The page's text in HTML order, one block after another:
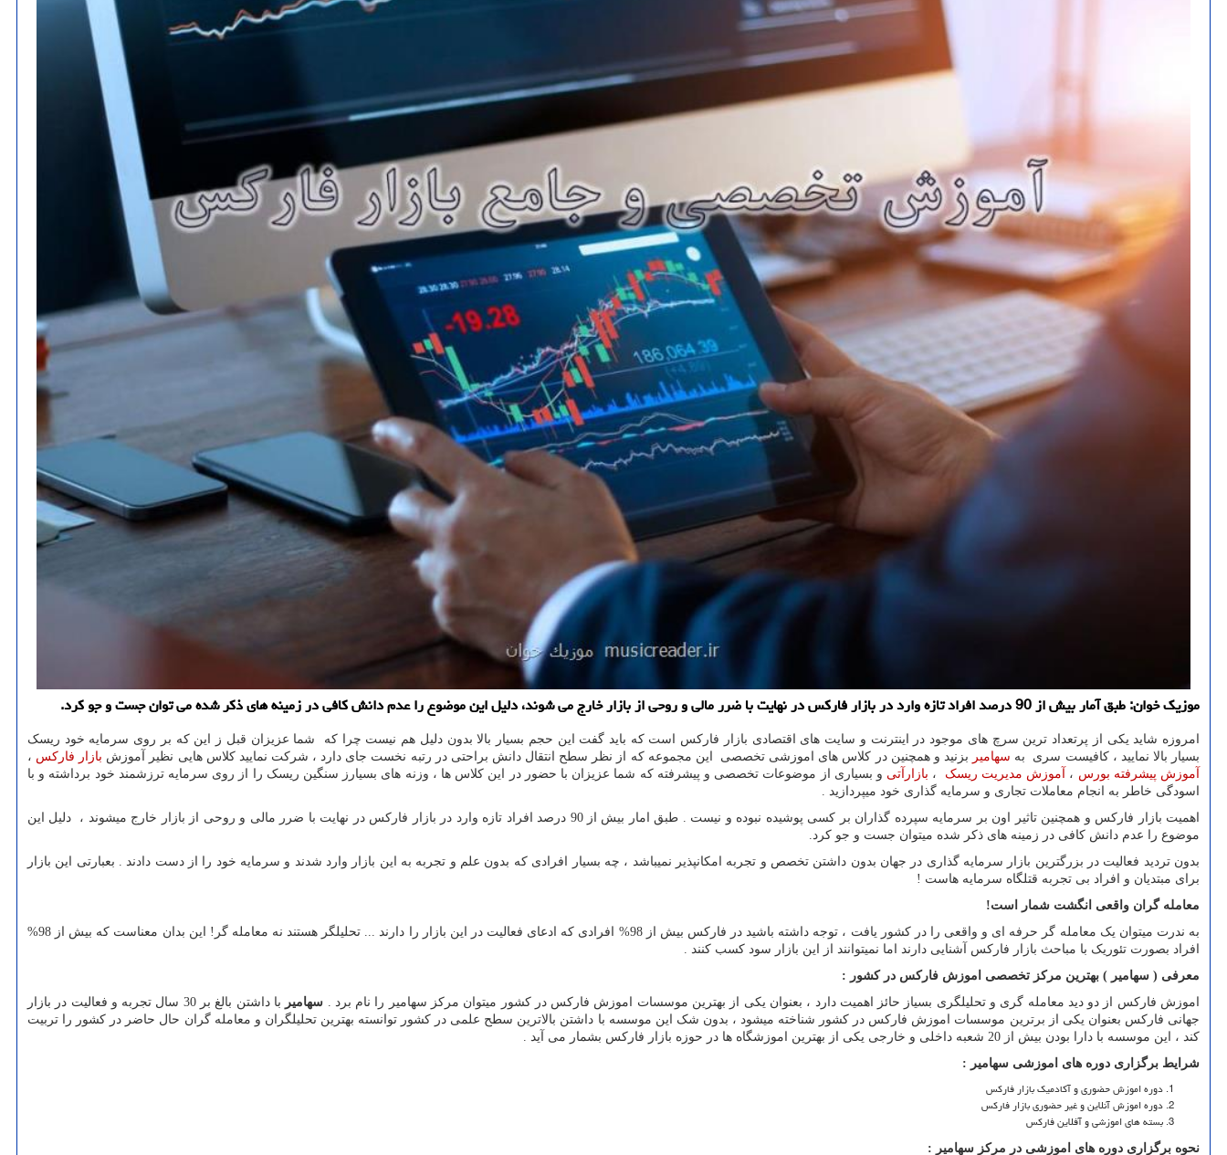
موزیك خوان: طبق آمار بیش از 90 درصد افراد تازه وارد در بازار فاركس در نهایت با ضرر مالی و روحی از بازار خارج می شوند، دلیل این موضوع را عدم دانش كافی در زمینه های ذكر شده می توان جست و جو كرد.
امروزه شاید یکی از پرتعداد ترین سرچ های موجود در اینترنت و سایت های اقتصادی بازار فارکس است که باید گفت این حجم بسیار بالا بدون دلیل هم نیست چرا که شما عزیزان قبل ز این که بر روی سرمایه خود ریسک
بسیار بالا نمایید ، کافیست سری به سهامیر بزنید و همچنین در کلاس های اموزشی تخصصی این مجموعه که از نظر سطح انتقال دانش براحتی در رتبه نخست جای دارد ، شرکت نمایید کلاس هایی نظیر آموزش بازار فارکس ،
آموزش پیشرفته بورس ، آموزش مدیریت ریسک ، بازارآتی و بسیاری از موضوعات تخصصی و پیشرفته که شما عزیزان با حضور در این کلاس ها ، وزنه های بسیارز سنگین ریسک را از روی سرمایه ترزشمند خود برداشته و با
اسودگی خاطر به انجام معاملات تجاری و سرمایه گذاری خود میپردازید .
اهمیت بازار فارکس و همچنین تاثیر اون بر سرمایه سپرده گذاران بر کسی پوشیده نبوده و نیست . طبق امار بیش از 90 درصد افراد تازه وارد در بازار فارکس در نهایت با ضرر مالی و روحی از بازار خارج میشوند ، دلیل این
موضوع را عدم دانش کافی در زمینه های ذکر شده میتوان جست و جو کرد.
بدون تردید فعالیت در بزرگترین بازار سرمایه گذاری در جهان بدون داشتن تخصص و تجربه امکانپذیر نمیباشد ، چه بسیار افرادی که بدون علم و تجربه به این بازار وارد شدند و سرمایه خود را از دست دادند . بعبارتی این بازار
برای مبتدیان و افراد بی تجربه قتلگاه سرمایه هاست !
معامله گران واقعی انگشت شمار است!
به ندرت میتوان یک معامله گر حرفه ای و واقعی را در کشور یافت ، توجه داشته باشید در فارکس بیش از 98% افرادی که ادعای فعالیت در این بازار را دارند ... تحلیلگر هستند نه معامله گر! این بدان معناست که بیش از 98%
افراد بصورت تئوریک با مباحث بازار فارکس آشنایی دارند اما نمیتوانند از این بازار سود کسب کنند .
معرفی ( سهامیر ) بهترین مرکز تخصصی اموزش فارکس در کشور :
اموزش فارکس از دو دید معامله گری و تحلیلگری بسیاز حائز اهمیت دارد ، بعنوان یکی از بهترین موسسات اموزش فارکس در کشور میتوان مرکز سهامیر را نام برد . سهامیر
با داشتن بالغ بر 30 سال تجربه و فعالیت در بازار
جهانی فارکس بعنوان یکی از برترین موسسات اموزش فارکس در کشور شناخته میشود ، بدون شک این موسسه با داشتن بالاترین سطح علمی در کشور توانسته بهترین تحلیلگران و معامله گران حال حاضر در کشور را تربیت
کند ، این موسسه با دارا بودن بیش از 20 شعبه داخلی و خارجی یکی از بهترین اموزشگاه ها در حوزه بازار فارکس بشمار می آید .
شرایط برگزاری دوره های اموزشی سهامیر :
دوره اموزش حضوری و آکادمیک بازار فارکس
دوره اموزش آنلاین و غیر حضوری بازار فارکس
بسته های اموزشی و آفلاین فارکس
نحوه برگزاری دوره های اموزشی در مرکز سهامیر :